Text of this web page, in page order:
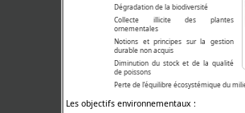
Dégradation de la biodiversité
Collecte illicite des plantes
ornementales
Notions et principes sur la gestion
durable non acquis
Diminution du stock et de la qualité
de poissons
Perte de l’équilibre écosystémique du
Les objectifs environnementaux :